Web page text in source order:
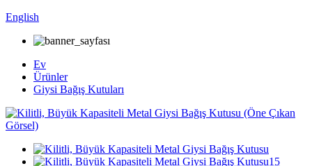
English
Ev
Ürünler
Giysi Bağış Kutuları